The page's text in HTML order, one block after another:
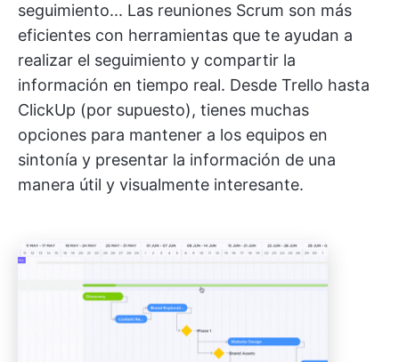
seguimiento... Las reuniones Scrum son más
eficientes con herramientas que te ayudan a
realizar el seguimiento y compartir la
información en tiempo real. Desde Trello hasta
ClickUp (por supuesto), tienes muchas
opciones para mantener a los equipos en
sintonía y presentar la información de una
manera útil y visualmente interesante.